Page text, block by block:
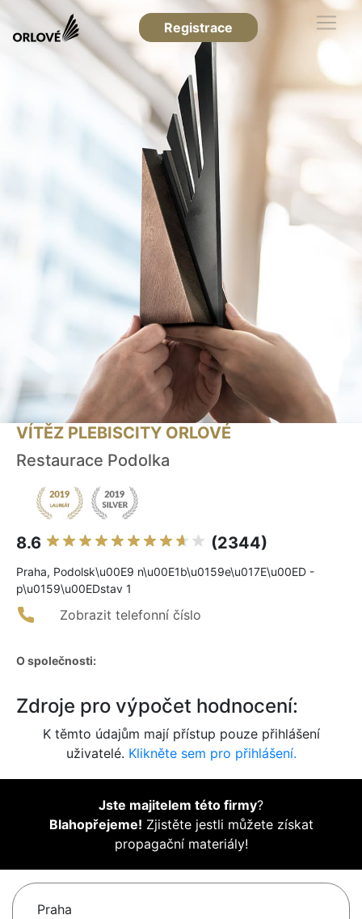
Registrace
VÍTĚZ PLEBISCITY ORLOVÉ
Restaurace Podolka
8.6 (2344)
Praha, Podolsk\u00E9 n\u00E1b\u0159e\u017E\u00ED -
p\u0159\u00EDstav 1
Zobrazit telefonní číslo
O společnosti:
Zdroje pro výpočet hodnocení:
K těmto údajům mají přístup pouze přihlášení
uživatelé. Klikněte sem pro přihlášení.
Jste majitelem této firmy?
Blahopřejeme! Zjistěte jestli můžete získat
propagační materiály!
Praha